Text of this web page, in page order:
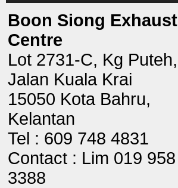
Boon Siong Exhaust
Centre
Lot 2731-C, Kg Puteh,
Jalan Kuala Krai
15050 Kota Bahru,
Kelantan
Tel : 609 748 4831
Contact : Lim 019 958
3388